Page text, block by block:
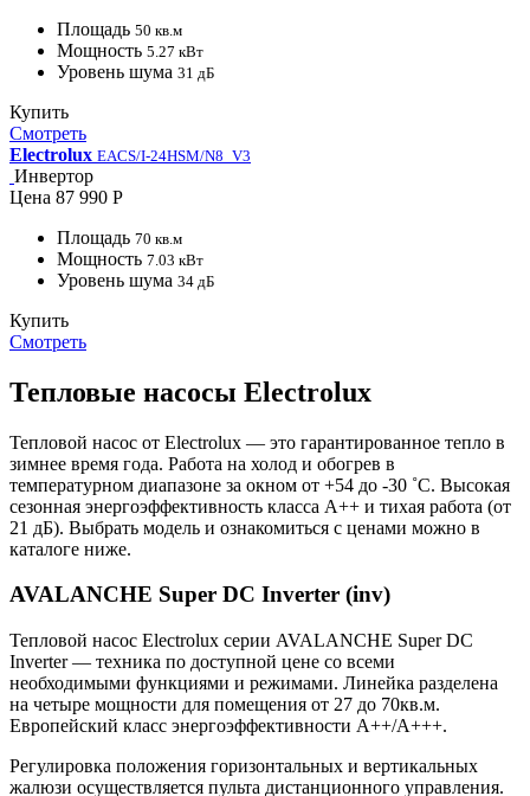
Площадь 50 кв.м
Мощность 5.27 кВт
Уровень шума 31 дБ
Купить
Смотреть
Electrolux EACS/I-24HSM/N8_V3
Инвертор
Цена 87 990 Р
Площадь 70 кв.м
Мощность 7.03 кВт
Уровень шума 34 дБ
Купить
Смотреть
Тепловые насосы Electrolux
Тепловой насос от Electrolux — это гарантированное тепло в
зимнее время года. Работа на холод и обогрев в
температурном диапазоне за окном от +54 до -30 ˚С. Высокая
сезонная энергоэффективность класса A++ и тихая работа (от
21 дБ). Выбрать модель и ознакомиться с ценами можно в
каталоге ниже.
AVALANCHE Super DC Inverter (inv)
Тепловой насос Electrolux серии AVALANCHE Super DC
Inverter — техника по доступной цене со всеми
необходимыми функциями и режимами. Линейка разделена
на четыре мощности для помещения от 27 до 70кв.м.
Европейский класс энергоэффективности A++/A+++.
Регулировка положения горизонтальных и вертикальных
жалюзи осуществляется пульта дистанционного управления.